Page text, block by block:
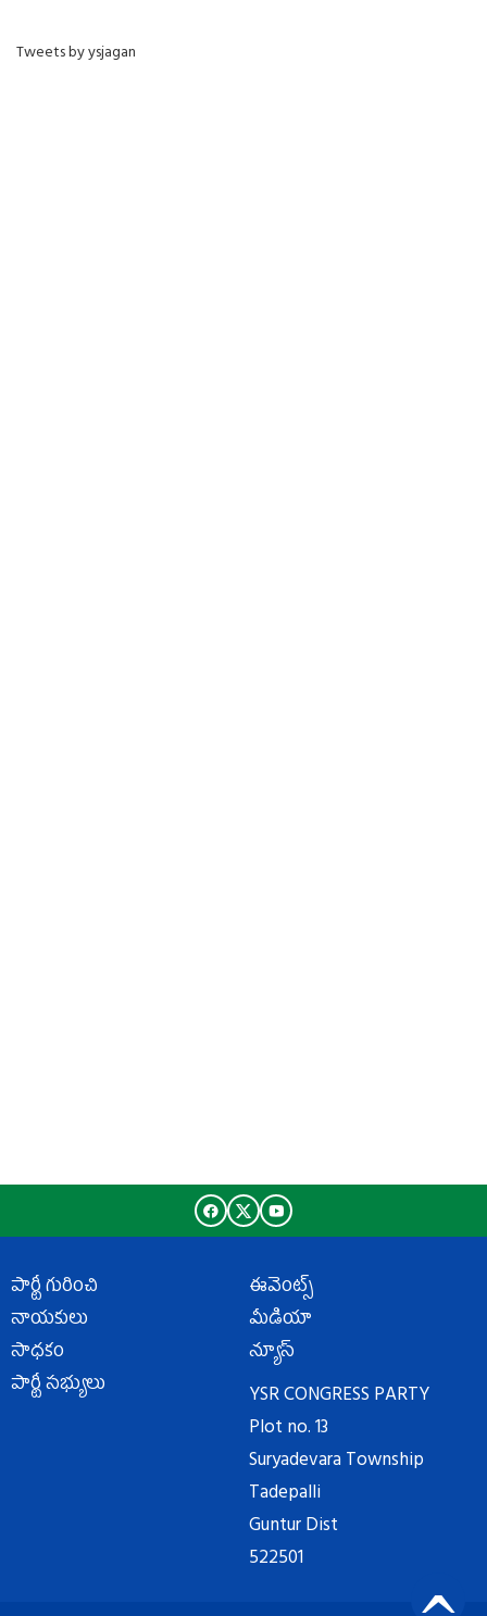
Tweets by ysjagan
పార్టీ గురించి
నాయకులు
సాధకం
పార్టీ సభ్యులు
ఈవెంట్స్
మీడియా
న్యూస్
YSR CONGRESS PARTY
Plot no. 13
Suryadevara Township
Tadepalli
Guntur Dist
522501